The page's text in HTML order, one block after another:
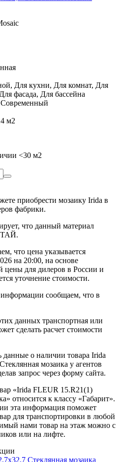
Для кухни, Для комнат, Для
фасада, Для бассейна
Современный
м2
<30 м2
приобрести мозаику Irida в
фабрики.
что данный материал
что цена указывается
на 20:00, на основе
цены для дилеров в России и
уточнение стоимости.
сообщаем, что в
данных транспортная или
сделать расчет стоимости
данные о наличии товара Irida
мозаика у агентов
запрос через форму сайта.
«Irida FLEUR 15.R21(1)
относится к классу «Габарит».
эта информация поможет
для транспортировки в любой
нами товар на этаж можно с
или на лифте.